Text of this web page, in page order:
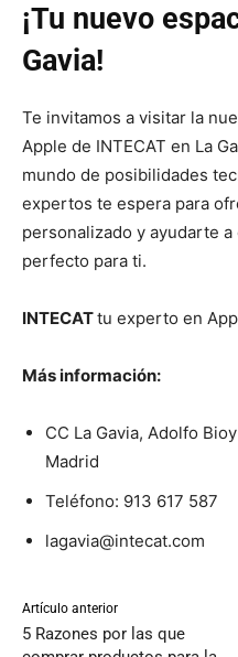
¡Tu nuevo
Gavia!
Te invitamos a visitar la
Apple de INTECAT en La
mundo de posibilidades
expertos te espera para
personalizado y ayudarte
perfecto para ti.
INTECATtu experto en
Más información:
CC La Gavia, Adolfo
Madrid
Teléfono: 913 617 587
lagavia@intecat.com
Artículo anterior
5 Razones por las que